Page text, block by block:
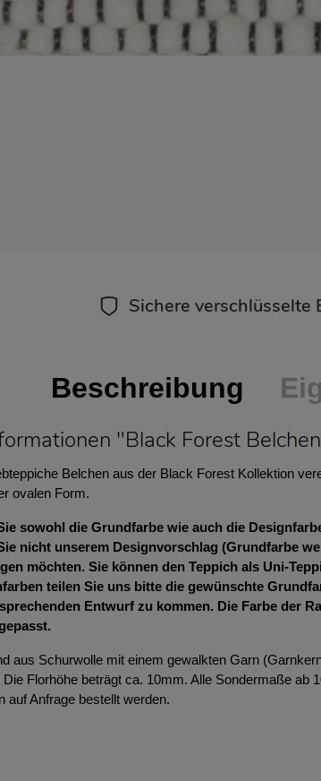
Sichere verschlüsselte
Beschreibung
"Black Forest
Belchen aus der Black Forest Kollektion
ovalen Form.
sowohl die Grundfarbe wie auch die
nicht unserem Designvorschlag (Grundfarbe
möchten. Sie können den Teppich als Uni-
teilen Sie uns bitte die gewünschte
Entwurf zu kommen. Die Farbe der
aus Schurwolle mit einem gewalkten Garn
Florhöhe beträgt ca. 10mm. Alle Sondermaße
auf Anfrage bestellt werden.